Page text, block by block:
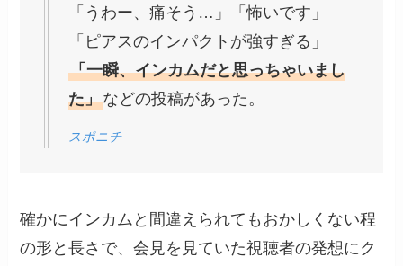
「うわー、痛そう…」「怖いです」
「ピアスのインパクトが強すぎる」
「一瞬、インカムだと思っちゃいまし
た」などの投稿があった。
スポニチ
確かにインカムと間違えられてもおかしくない程
の形と長さで、会見を見ていた視聴者の発想にク